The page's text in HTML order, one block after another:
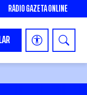
RÁDIO GAZETA ONLINE